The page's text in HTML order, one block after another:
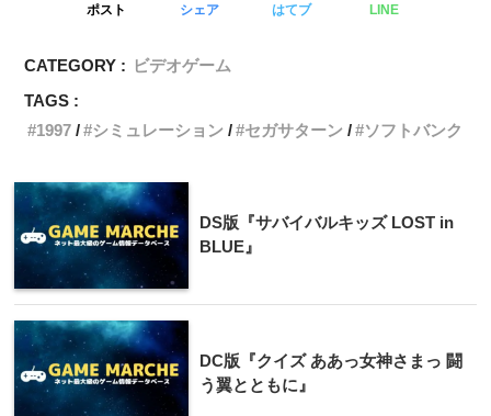
ポスト シェア はてブ LINE
CATEGORY : ビデオゲーム
TAGS :
1997
シミュレーション セガサターン ソフトバンク
DS版『サバイバルキッズ LOST in
BLUE』
DC版『クイズ ああっ女神さまっ 闘
う翼とともに』